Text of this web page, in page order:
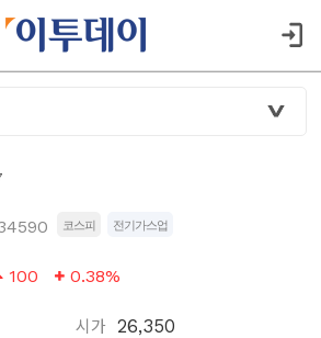
코스피 전기가스업
100 0.38%
시가 26,350